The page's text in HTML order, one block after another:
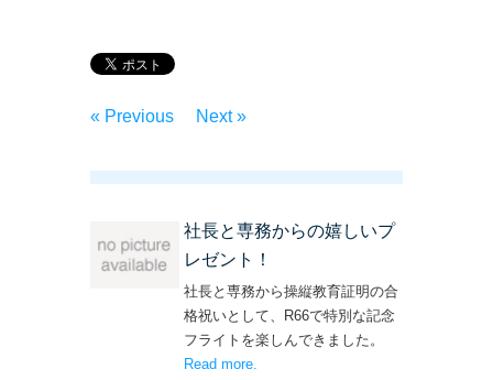
« Previous Next »
社長と専務からの嬉しいプ
レゼント！
社長と専務から操縦教育証明の合
格祝いとして、R66で特別な記念
フライトを楽しんできました。
Read more– ‘社長と専務からの嬉しいプレゼン
.